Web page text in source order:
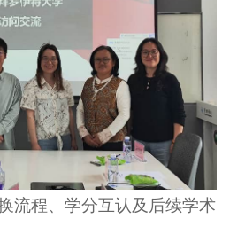
流程、学分互认及后续学术